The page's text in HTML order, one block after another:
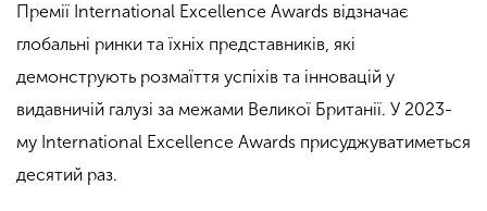
Премії International Excellence Awards відзначає
глобальні ринки та їхніх представників, які
демонструють розмаїття успіхів та інновацій у
видавничій галузі за межами Великої Британії. У 2023-
му International Excellence Awards присуджуватиметься
десятий раз.